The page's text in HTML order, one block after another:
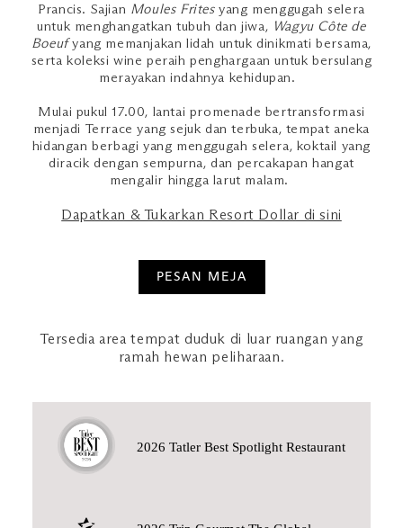
Prancis. Sajian Moules Fritesyang menggugah selera
untuk menghangatkan tubuh dan jiwa, Wagyu Côte de
Boeufyang memanjakan lidah untuk dinikmati bersama,
serta koleksi wine peraih penghargaan untuk bersulang
merayakan indahnya kehidupan.
Mulai pukul 17.00, lantai promenade bertransformasi
menjadi Terrace yang sejuk dan terbuka, tempat aneka
hidangan berbagi yang menggugah selera, koktail yang
diracik dengan sempurna, dan percakapan hangat
mengalir hingga larut malam.
Dapatkan & Tukarkan Resort Dollar di sini
PESAN MEJA
Tersedia area tempat duduk di luar ruangan yang
ramah hewan peliharaan.
2026 Tatler Best Spotlight Restaurant